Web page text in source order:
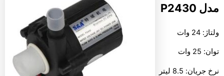
مدل P2430
ولتاژ: 24 وات
توان: 25 وات
نرخ جریان: 8.5 لیتر